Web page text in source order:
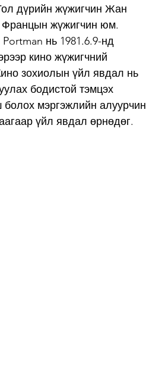
дүрийн жүжигчин Жан
Францын жүжигчин юм.
нь 1981.6.9-нд
кино жүжигчний
зохиолын үйл явдал нь
бодистой тэмцэх
мэргэжлийн алуурчин
үйл явдал өрнөдөг.